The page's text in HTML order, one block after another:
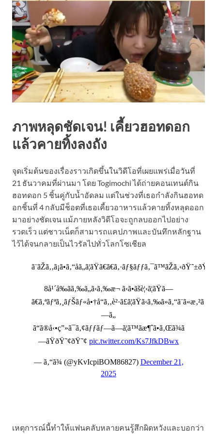
ภาพหลุดชัดเจน! เคี้ยวฮอทดอก
แล้วคายทิ้งลงถัง
จุดเริ่มต้นของเรื่องราวเกิดขึ้นในวิดีโอที่เผยแพร่เมื่อวันที่
21 ธันวาคมที่ผ่านมา โดย Togimochi ได้ถ่ายคอนเทนต์กิน
ฮอทดอก 5 ชิ้นคู่กับน้ำอัดลม แต่ในช่วงที่เธอกำลังกินฮอทด
อกชิ้นที่ 4 กลับมีช็อตที่เธอเคี้ยวอาหารแล้วคายทิ้งหลุดออก
มาอย่างชัดเจน แม้ภายหลังวิดีโอจะถูกลบออกไปอย่าง
รวดเร็ว แต่ชาวเน็ตก็สามารถแคปภาพและบันทึกหลักฐาน
ไว้ได้จนกลายเป็นไวรัลไปทั่วโลกโซเชียล
เหตุการณ์นี้ทำให้แฟนคลับหลายคนรู้สึกผิดหวังและบอกว่า